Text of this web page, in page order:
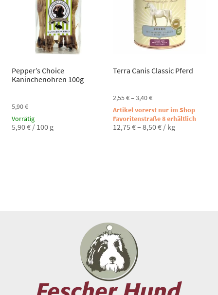
Pepper’s Choice
Kaninchenohren 100g
5,90€
Vorrätig
5,90€ / 100 g
Terra Canis Classic Pferd
2,55€– 3,40€
Artikel vorerst nur im Shop
Favoritenstraße 8 erhältlich
12,75 €– 8,50€ / kg